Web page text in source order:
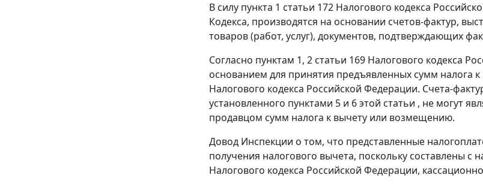
В силу пункта 1 статьи 172 Налогового кодекса
Кодекса, производятся на основании счетов-фактур,
товаров (работ, услуг), документов, подтверждающих
Согласно пунктам 1, 2 статьи 169 Налогового кодекса
основанием для принятия предъявленных сумм
Налогового кодекса Российской Федерации. Счета-
установленного пунктами 5 и 6этой статьи , не могут
продавцом сумм налога к вычету или возмещению.
Довод Инспекции о том, что представленные
получения налогового вычета, поскольку составлены с
Налогового кодекса Российской Федерации,